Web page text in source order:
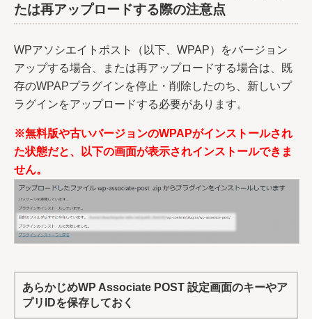
たは再アップロードする際の注意点
WPアソシエイトポスト（以下、WPAP）をバージョン
アップする場合、または再アップロードする場合は、既
存のWPAPプラグインを停止・削除したのち、新しいプ
ラグインをアップロードする必要があります。
※無料版や古いバージョンのWPAPがインストールされ
た状態だと、以下の画面が表示されインストールできま
せん。
あらかじめWP Associate POST 設定画面のキーやア
プリIDを保存しておく